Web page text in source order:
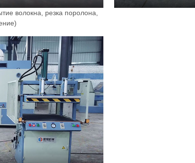
Mute
fullscreen
волокна, резка поролона,